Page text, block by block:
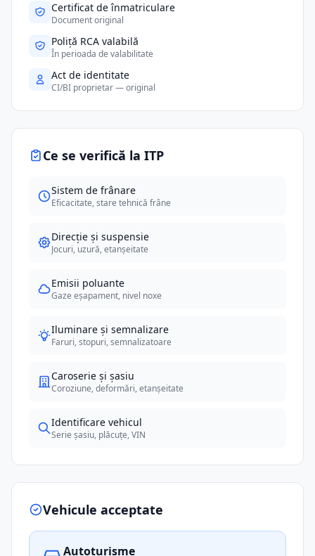
Certificat de înmatriculare
Document original
Poliță RCA valabilă
În perioada de valabilitate
Act de identitate
CI/BI proprietar — original
Ce se verifică la ITP
Sistem de frânare
Eficacitate, stare tehnică frâne
Direcție și suspensie
Jocuri, uzură, etanșeitate
Emisii poluante
Gaze eșapament, nivel noxe
Iluminare și semnalizare
Faruri, stopuri, semnalizatoare
Caroserie și șasiu
Coroziune, deformări, etanșeitate
Identificare vehicul
Serie șasiu, plăcuțe, VIN
Vehicule acceptate
Autoturisme